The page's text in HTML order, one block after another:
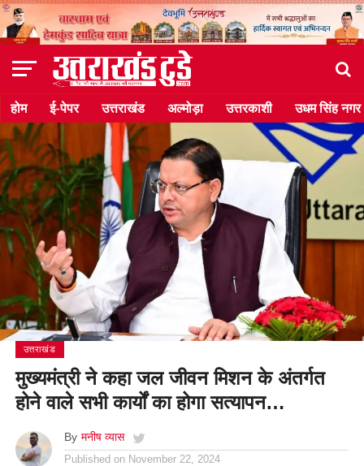
होम ई-पेपर उत्तराखंड अल्मोड़ा उत्तरकाशी उधम सिंह नगर
उत्तराखंड
मुख्यमंत्री ने कहा जल जीवन मिशन के अंतर्गत
होने वाले सभी कार्यों का होगा सत्यापन…
By मनीष व्यास
Published on November 22, 2024